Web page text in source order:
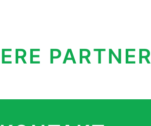
PARTNER